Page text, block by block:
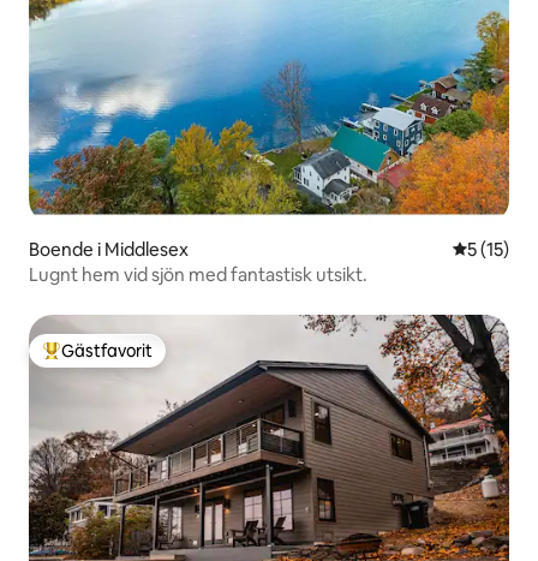
Boende i Middlesex 5 av 5 i
5 (15)
Lugnt hem vid sjön med fantastisk utsikt.
Populär gästfavorit
Gästfavorit